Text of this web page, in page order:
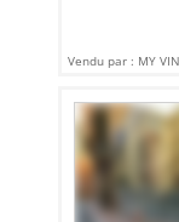
Vendu par : MY